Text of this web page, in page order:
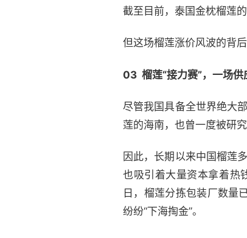
截至目前，泰国金枕榴莲
但这场榴莲涨价风波的背
03 榴莲“接力赛”，一场供
尽管我国具备全世界绝大
莲的海南，也曾一度被研
因此，长期以来中国榴莲
也吸引着大量资本拿着热
日，榴莲分拣包装厂数量
纷纷“下海掏金”。